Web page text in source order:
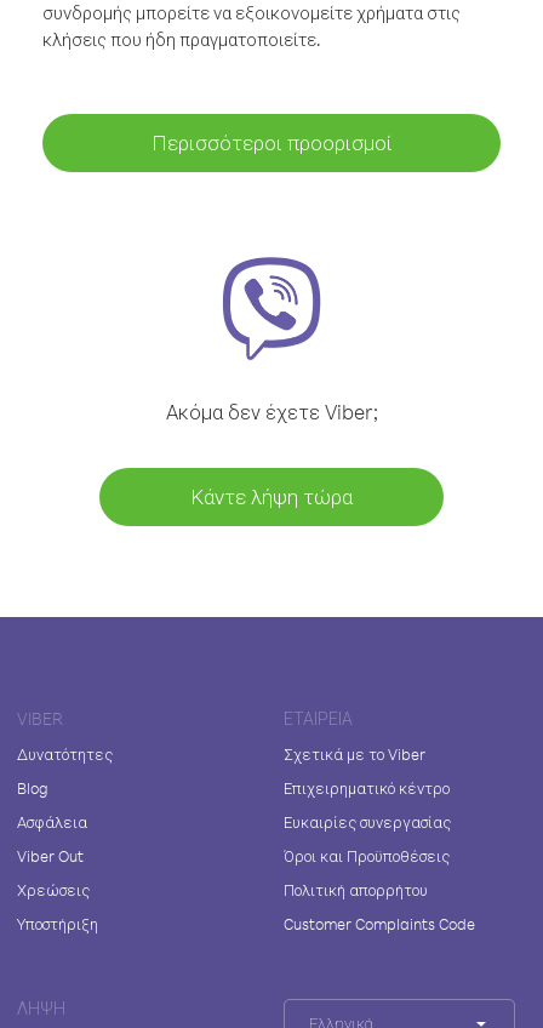
συνδρομής μπορείτε να εξοικονομείτε χρήματα στις
κλήσεις που ήδη πραγματοποιείτε.
Περισσότεροι προορισμοί
Ακόμα δεν έχετε Viber;
Κάντε λήψη τώρα
VIBER
Δυνατότητες
Blog
Ασφάλεια
Viber Out
Χρεώσεις
Υποστήριξη
ΕΤΑΙΡΕΊΑ
Σχετικά με το Viber
Επιχειρηματικό κέντρο
Ευκαιρίες συνεργασίας
Όροι και Προϋποθέσεις
Πολιτική απορρήτου
Customer Complaints Code
ΛΉΨΗ
Ελληνικά